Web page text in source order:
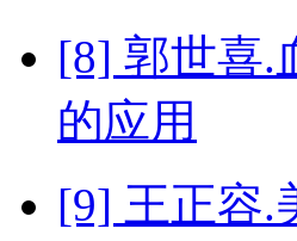
[8] 郭世喜.
的应用
[9] 王正容.